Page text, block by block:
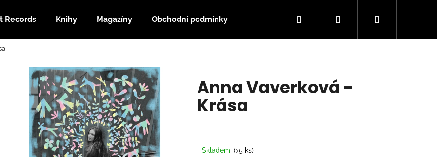
Records Knihy Magazíny Obchodní podmínky Hledat PřihlášeníNákupní
Anna Vaverková -
Krása
Skladem (>5 ks)
Co potřebujete najít?
HLEDAT
Doporučujeme